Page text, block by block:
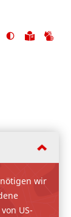
Ansicht
Zu
wir
US-